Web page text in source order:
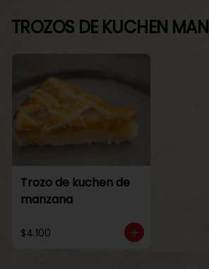
TROZOS DE KUCHEN
Trozo de kuchen de
manzana
$4.100